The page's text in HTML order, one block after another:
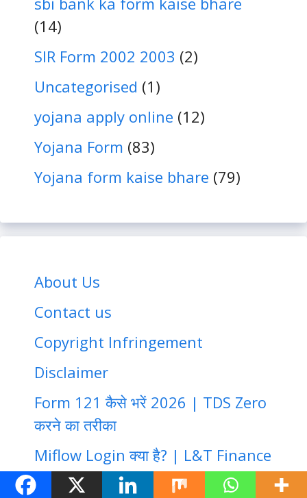
(14)
SIR Form 2002 2003 (2)
Uncategorised (1)
yojana apply online (12)
Yojana Form (83)
Yojana form kaise bhare (79)
About Us
Contact us
Copyright Infringement
Disclaimer
Form 121 कैसे भरें 2026 | TDS Zero
करने का तरीका
Miflow Login क्या है? | L&T Finance
का Micro Finance Collection